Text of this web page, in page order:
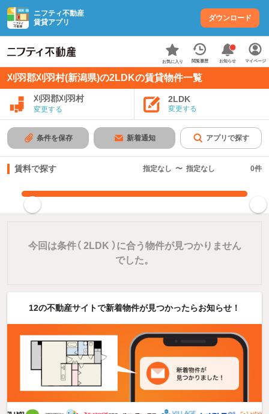
ニフティ不動産
賃貸アプリ
ダウンロード
お気に入り 閲覧履歴 お知らせ マイページ
刈羽郡刈羽村(新潟県)の2LDKの賃貸物件一覧
刈羽郡刈羽村
変更する
2LDK
変更する
条件を保存 新着通知 アプリで探す
賃料で探す 指定なし 〜 指定なし 0件
今回は条件（ 2LDK ）に合う物件が見つかりません
でした。
12の不動産サイトで新着物件が見つかったらお知らせ！